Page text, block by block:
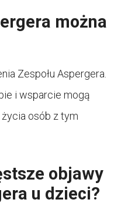
można
Zespołu Aspergera.
i wsparcie mogą
osób z tym
objawy
u dzieci?